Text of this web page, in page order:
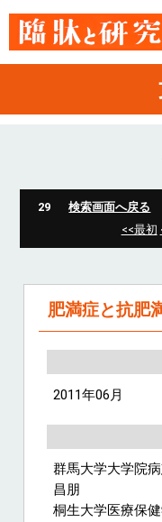
29
検索画面へ戻る
<<最初
肥満症と抗肥
2011年06月
群馬大学大学院
昌朋
桐生大学医療保